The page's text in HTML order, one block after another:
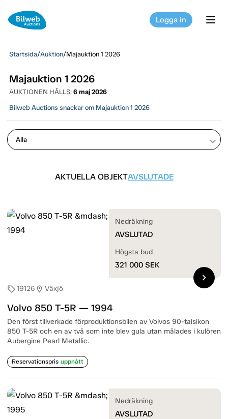
Logga in
Startsida/Auktion/Majauktion 1 2026
Majauktion 1 2026
AUKTIONEN HÅLLS: 6 maj 2026
Bilweb Auctions snackar om Majauktion 1 2026
keyboard_arrow_down
AKTUELLA OBJEKTAVSLUTADE
sell19126 location_on Växjö
Volvo 850 T-5R — 1994
Den först tillverkade förproduktionsbilen av Volvos 90-talsikon
850 T-5R och en av två som inte blev gula utan målades i kulören
Aubergine Pearl Metallic.
Reservationspris uppnått
Nedräkning
AVSLUTAD
Högsta bud
321 000 SEK
chevron_right
Nedräkning
AVSLUTAD